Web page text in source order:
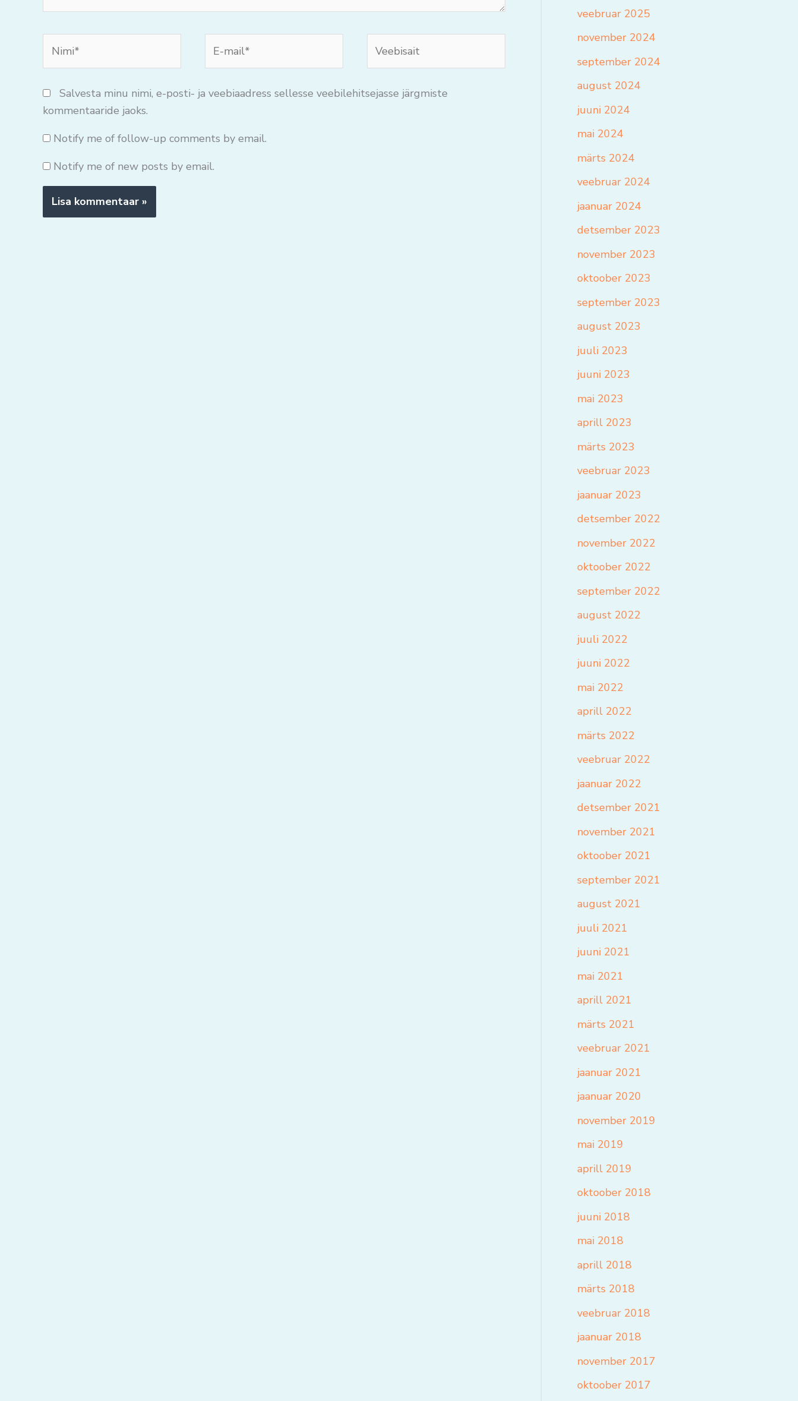
mail*
Salvesta minu nimi, e-posti- ja veebiaadress sellesse veebilehitsejasse järgmiste
kommentaaride jaoks.
Notify me of follow-up comments by email.
Notify me of new posts by email.
veebruar 2025
november 2024
september 2024
august 2024
juuni 2024
mai 2024
märts 2024
veebruar 2024
jaanuar 2024
detsember 2023
november 2023
oktoober 2023
september 2023
august 2023
juuli 2023
juuni 2023
mai 2023
aprill 2023
märts 2023
veebruar 2023
jaanuar 2023
detsember 2022
november 2022
oktoober 2022
september 2022
august 2022
juuli 2022
juuni 2022
mai 2022
aprill 2022
märts 2022
veebruar 2022
jaanuar 2022
detsember 2021
november 2021
oktoober 2021
september 2021
august 2021
juuli 2021
juuni 2021
mai 2021
aprill 2021
märts 2021
veebruar 2021
jaanuar 2021
jaanuar 2020
november 2019
mai 2019
aprill 2019
oktoober 2018
juuni 2018
mai 2018
aprill 2018
märts 2018
veebruar 2018
jaanuar 2018
november 2017
oktoober 2017